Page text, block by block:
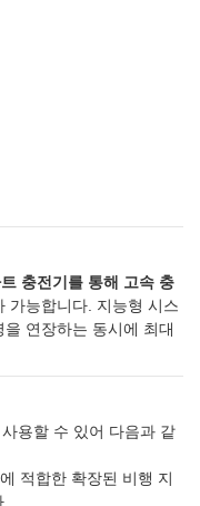
충전기를 통해 고속 충
가능합니다. 지능형 시스
연장하는 동시에 최대
용할 수 있어 다음과 같
적합한 확장된 비행 지